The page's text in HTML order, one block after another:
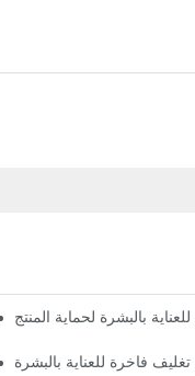
بالبشرة لحماية المنتج
فاخرة للعناية بالبشرة